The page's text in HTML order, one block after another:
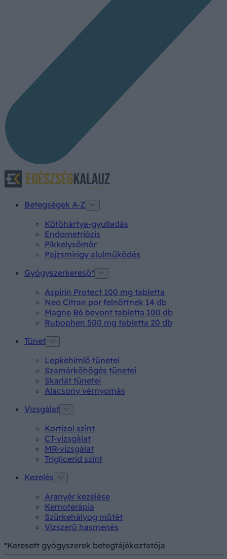
Betegségek A-Z
Kötőhártya-gyulladás
Endometriózis
Pikkelysömör
Pajzsmirigy alulműködés
Gyógyszerkereső*
Aspirin Protect 100 mg tabletta
Neo Citran por felnőttnek 14 db
Magne B6 bevont tabletta 100 db
Rubophen 500 mg tabletta 20 db
Tünet
Lepkehimlő tünetei
Szamárköhögés tünetei
Skarlát tünetei
Alacsony vérnyomás
Vizsgálat
Kortizol szint
CT-vizsgálat
MR-vizsgálat
Triglicerid szint
Kezelés
Aranyér kezelése
Kemoterápia
Szürkehályog műtét
Vízszerű hasmenés
*Keresett gyógyszerek betegtájékoztatója